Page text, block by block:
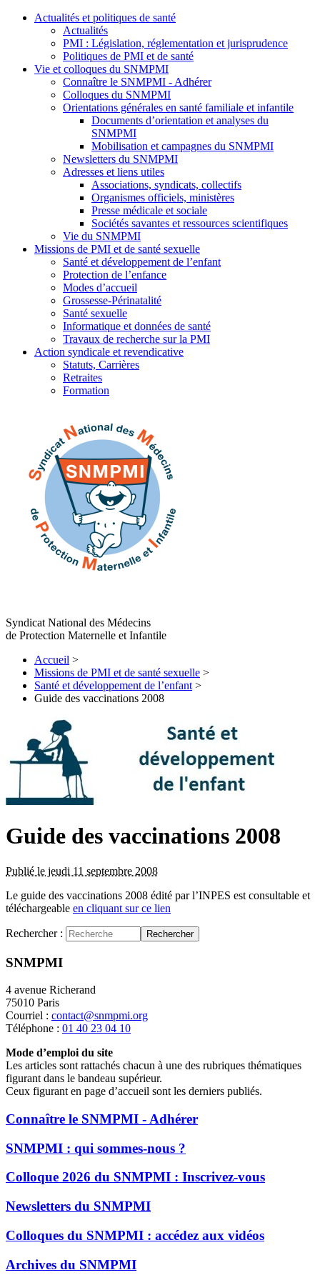
Actualités et politiques de santé
Actualités
PMI : Législation, réglementation et jurisprudence
Politiques de PMI et de santé
Vie et colloques du SNMPMI
Connaître le SNMPMI - Adhérer
Colloques du SNMPMI
Orientations générales en santé familiale et infantile
Documents d’orientation et analyses du
SNMPMI
Mobilisation et campagnes du SNMPMI
Newsletters du SNMPMI
Adresses et liens utiles
Associations, syndicats, collectifs
Organismes officiels, ministères
Presse médicale et sociale
Sociétés savantes et ressources scientifiques
Vie du SNMPMI
Missions de PMI et de santé sexuelle
Santé et développement de l’enfant
Protection de l’enfance
Modes d’accueil
Grossesse-Périnatalité
Santé sexuelle
Informatique et données de santé
Travaux de recherche sur la PMI
Action syndicale et revendicative
Statuts, Carrières
Retraites
Formation
Syndicat National des Médecins
de Protection Maternelle et Infantile
Accueil >
Missions de PMI et de santé sexuelle >
Santé et développement de l’enfant >
Guide des vaccinations 2008
Guide des vaccinations 2008
Publié le jeudi 11 septembre 2008
Le guide des vaccinations 2008 édité par l’INPES est consultable et
téléchargeable en cliquant sur ce lien
Rechercher : Rechercher
SNMPMI
4 avenue Richerand
75010 Paris
Courriel : contact@snmpmi.org
Téléphone : 01 40 23 04 10
Mode d’emploi du site
Les articles sont rattachés chacun à une des rubriques thématiques
figurant dans le bandeau supérieur.
Ceux figurant en page d’accueil sont les derniers publiés.
Connaître le SNMPMI - Adhérer
SNMPMI : qui sommes-nous ?
Colloque 2026 du SNMPMI : Inscrivez-vous
Newsletters du SNMPMI
Colloques du SNMPMI : accédez aux vidéos
Archives du SNMPMI